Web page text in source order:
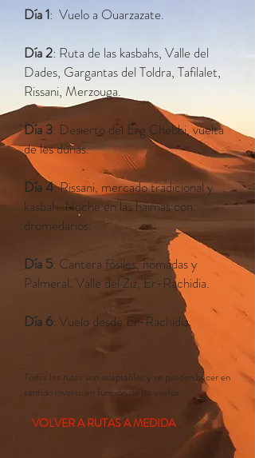
Día 1: Vuelo a Ouarzazate.
Día 2: Ruta de las kasbahs, Valle del
Dades, Gargantas del Toldra, Tafilalet,
Rissani, Merzouga.
Día 3: Desierto del Erg Chebbi, vuelta
de les dunas.
Día 4: Rissani, mercado tradicional y
kasbah. Noche en las haimas con
dromedarios.
Día 5: Cantera fósiles, nómadas y
Palmeral. Valle del Ziz, Er-Rachidia.
Día 6: Vuelo desde Er-Rachidia
Todas las rutas son adaptables y se pueden hacer en
sentido inverso en función de los vuelos.
VOLVER A RUTAS A MEDIDA